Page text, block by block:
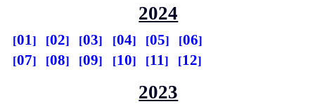
2024
01 02 03 04 05
06
07
08 09 10 11 12
2023